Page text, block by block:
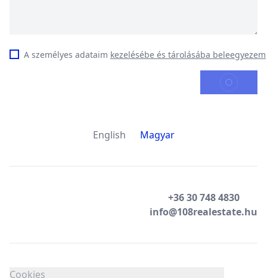
A személyes adataim kezelésébe és tárolásába beleegyezem
KÜLDÉS
English Magyar
+36 30 748 4830
info@108realestate.hu
Cookies